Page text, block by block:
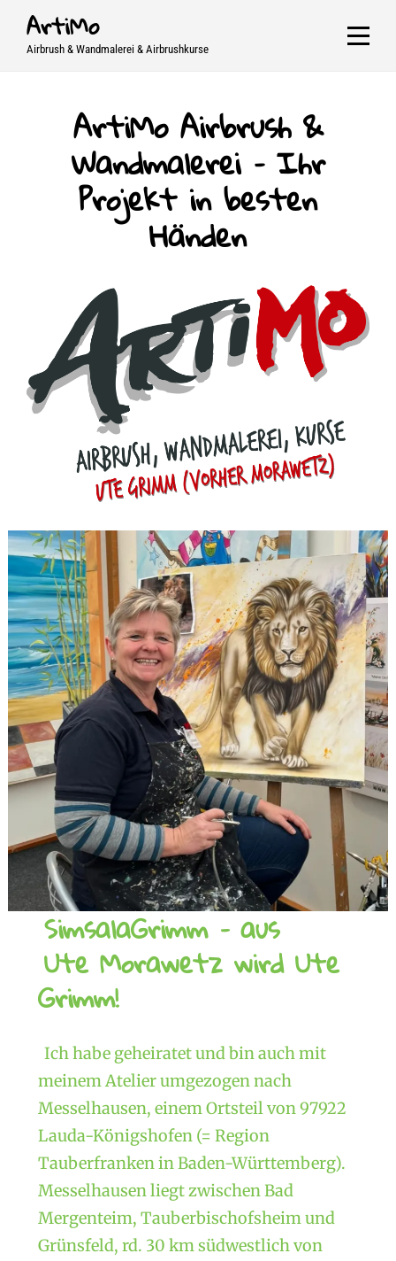
SkipArtiMo
Airbrush & Wandmalerei & Airbrushkurse
ArtiMo Airbrush &
Wandmalerei – Ihr
Projekt in besten
Händen
SimsalaGrimm – aus
Ute Morawetz wird Ute
Grimm!
Ich habe geheiratet und bin auch mit
meinem Atelier umgezogen nach
Messelhausen, einem Ortsteil von 97922
Lauda-Königshofen (= Region
Tauberfranken in Baden-Württemberg).
Messelhausen liegt zwischen Bad
Mergenteim, Tauberbischofsheim und
Grünsfeld, rd. 30 km südwestlich von